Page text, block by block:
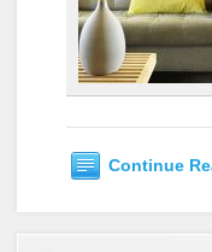
Continue